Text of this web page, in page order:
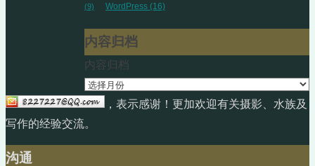
(9) WordPress (16)
内容归档
内容归档
，表示感谢！更加欢迎有关摄影、水族及
写作的经验交流。
沟通